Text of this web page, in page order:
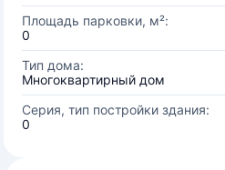
Площадь парковки, м²:
0
Тип дома:
Многоквартирный дом
Серия, тип постройки здания:
0